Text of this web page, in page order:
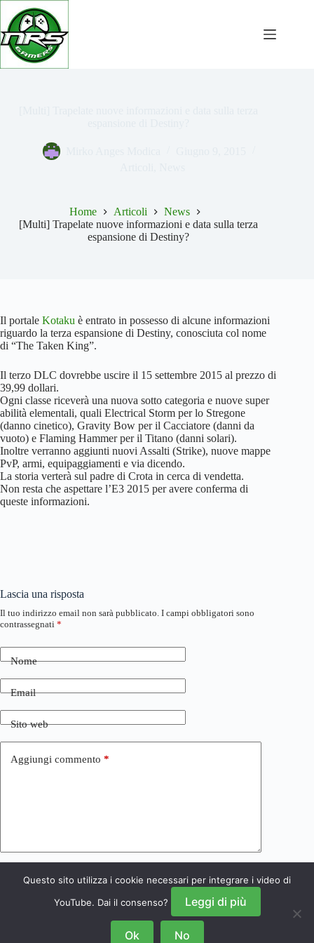
Salta
contenuto
Home Articoli
News
[Multi] Trapelate nuove informazioni e data sulla terza
espansione di Destiny?
Il portale Kotaku è entrato in possesso di alcune informazioni
riguardo la terza espansione di Destiny, conosciuta col nome
di “The Taken King”.
Il terzo DLC dovrebbe uscire il 15 settembre 2015 al prezzo di
39,99 dollari.
Ogni classe riceverà una nuova sotto categoria e nuove super
abilità elementali, quali Electrical Storm per lo Stregone
(danno cinetico), Gravity Bow per il Cacciatore (danni da
vuoto) e Flaming Hammer per il Titano (danni solari).
Inoltre verranno aggiunti nuovi Assalti (Strike), nuove mappe
PvP, armi, equipaggiamenti e via dicendo.
La storia verterà sul padre di Crota in cerca di vendetta.
Non resta che aspettare l’E3 2015 per avere conferma di
queste informazioni.
Lascia una risposta
Il tuo indirizzo email non sarà pubblicato. I campi obbligatori sono
contrassegnati *
Nome
Email
Sito web
Aggiungi commento *
Invia commento
Questo sito utilizza i cookie necessari per integrare i video di
YouTube. Dai il consenso?
Leggi di più
Ok No